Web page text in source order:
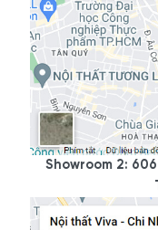
Showroom 2: